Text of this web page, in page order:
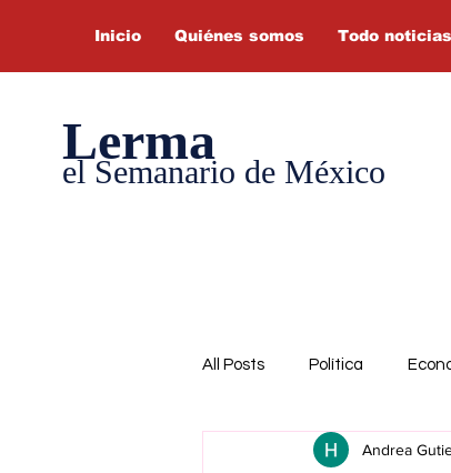
Inicio Quiénes somos Todo noticias
Lerma
el Semanario de México
All Posts Política
Andrea